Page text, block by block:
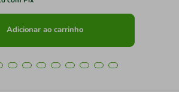
Adicionar ao carrinho